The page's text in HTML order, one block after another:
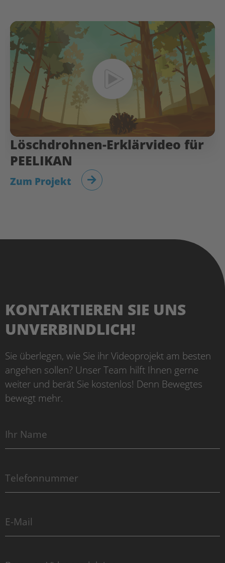
Löschdrohnen-Erklärvideo für
PEELIKAN
Zum Projekt
KONTAKTIEREN SIE UNS
UNVERBINDLICH!
Sie überlegen, wie Sie ihr Videoprojekt am besten
angehen sollen? Unser Team hilft Ihnen gerne
weiter und berät Sie kostenlos! Denn Bewegtes
bewegt mehr.